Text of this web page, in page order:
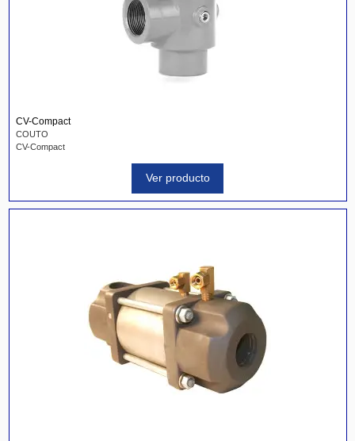
CV-Compact
COUTO
CV-Compact
Ver producto